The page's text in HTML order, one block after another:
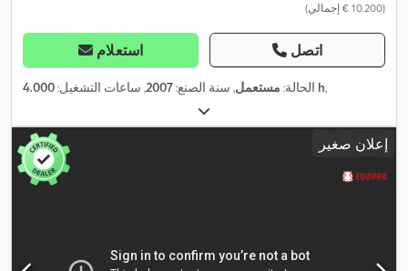
(‏10.200 € إجمالي)
استعلام اتصل
الحالة: مستعمل, سنة الصنع:2007, ساعات التشغيل: 4.000 h,
إعلان صغير